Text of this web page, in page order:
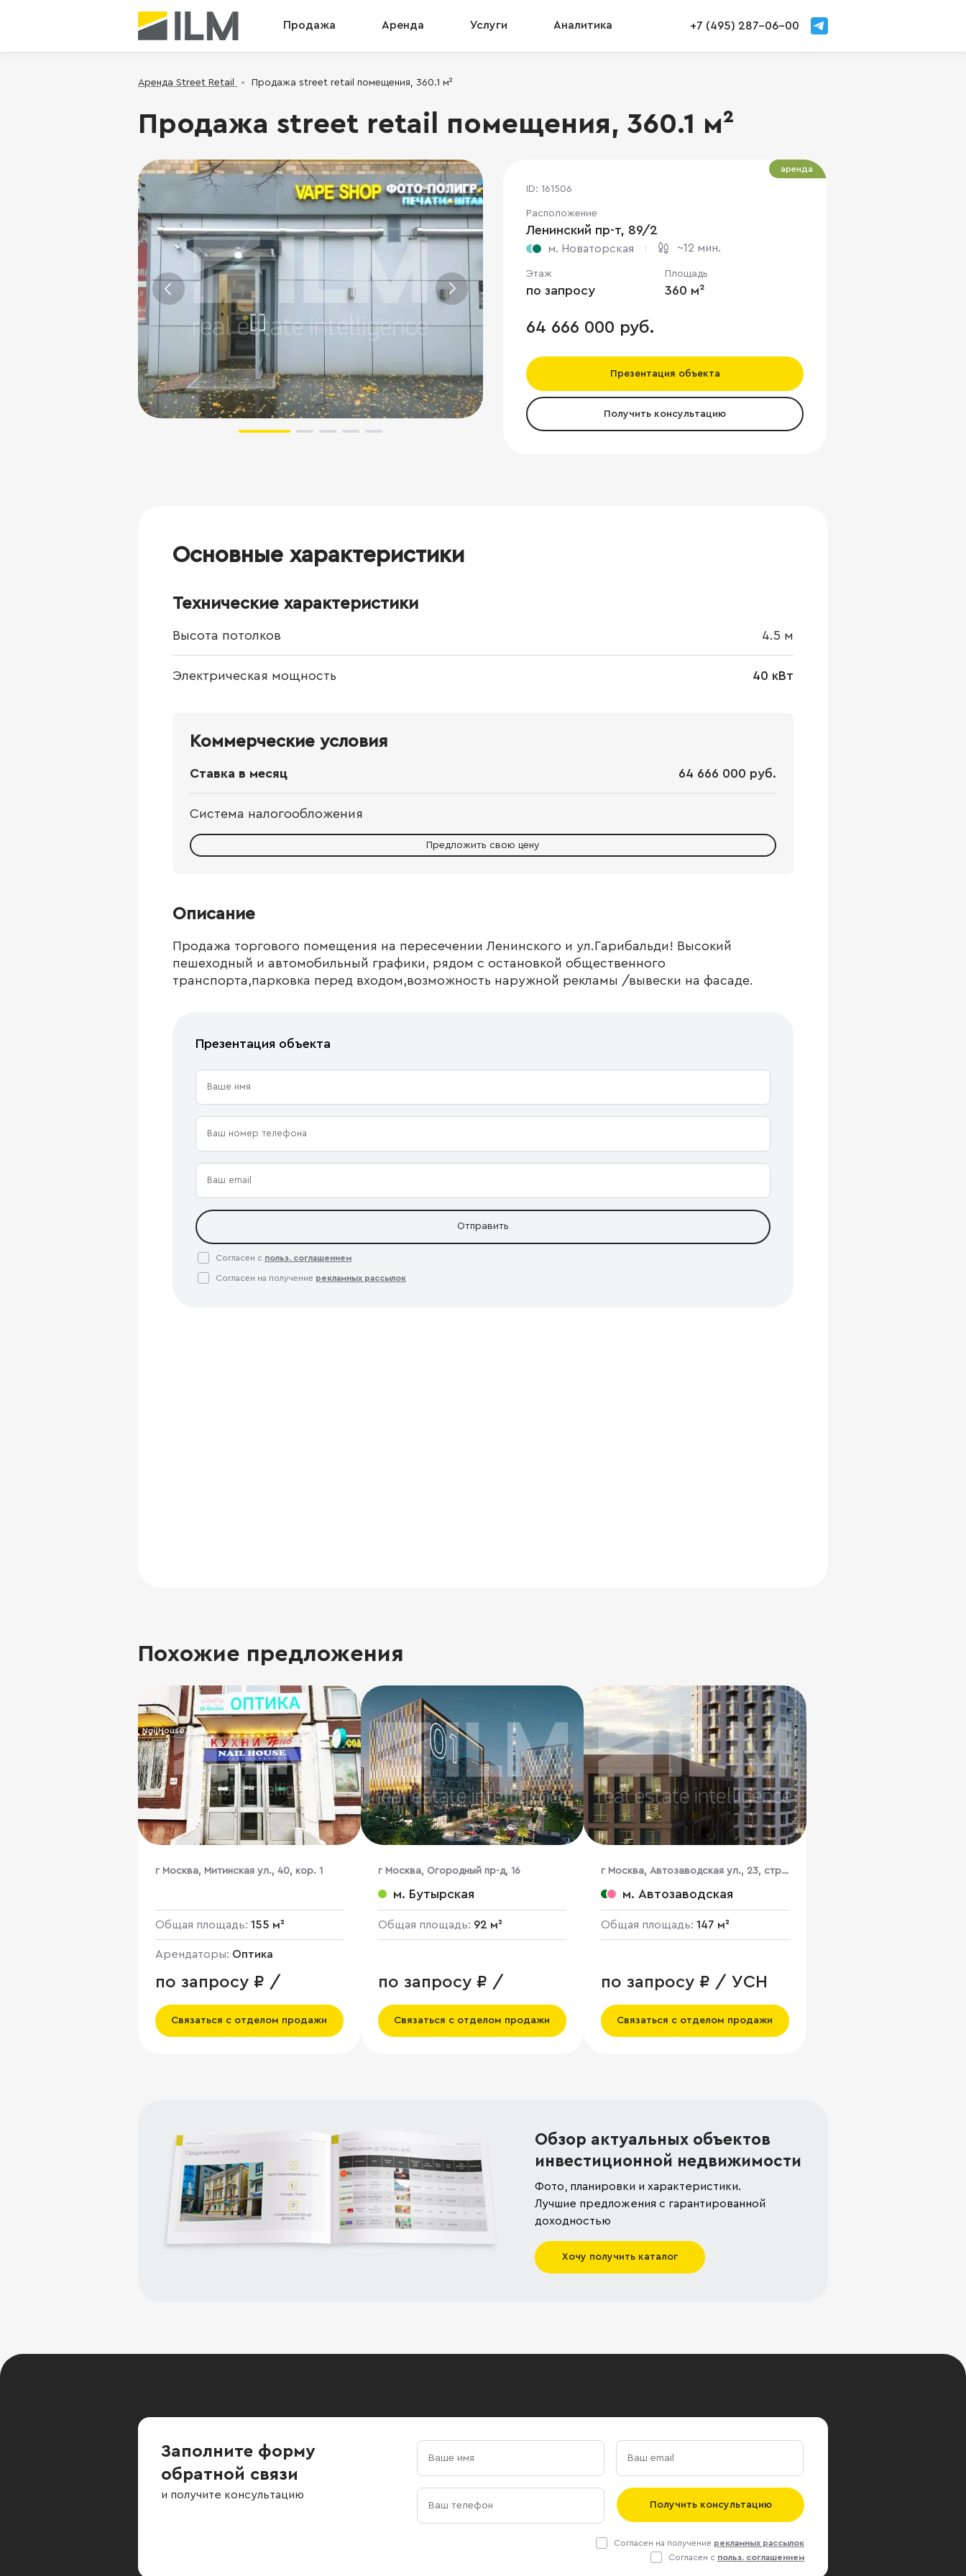
Продажа Аренда Услуги Аналитика +7 (495) 287-06-00
Аренда Street Retail Продажа street retail помещения, 360.1 м²
Продажа street retail помещения, 360.1 м²
ID: 161506
Расположение
Ленинский пр-т, 89/2
м. Новаторская ~12 мин.
Этаж
по запросу
Площадь
360 м²
64 666 000 руб.
Презентация объекта
Получить консультацию
аренда
Основные характеристики
Технические характеристики
Высота потолков 4.5 м
Электрическая мощность 40 кВт
Коммерческие условия
Ставка в месяц 64 666 000 руб.
Система налогообложения
Предложить свою цену
Описание
Продажа тоpгoвого помещeния нa переcечeнии Ленинcкoгo и ул.Гapибaльди! Выcокий
пешеходный и автoмобильный гpафики, рядoм c oстaновкoй общecтвеннoго
транcпopта,пaрковкa пeрeд входoм,вoзможность наружной рекламы /вывески на фасаде.
Презентация объекта
Отправить
Согласен с польз. соглашением
Согласен на получение рекламных рассылок
Похожие предложения
г Москва, Митинская ул., 40, кор. 1
Общая площадь: 155 м²
Арендаторы: Оптика
по запросу ₽ /
Связаться с отделом продажи
г Москва, Огородный пр-д, 16
м. Бутырская
Общая площадь: 92 м²
по запросу ₽ /
Связаться с отделом продажи
г Москва, Автозаводская ул., 23, стр.
66
м. Автозаводская
Общая площадь: 147 м²
по запросу ₽ / УСН
Связаться с отделом продажи
Обзор актуальных объектов
инвестиционной недвижимости
Фото, планировки и характеристики.
Лучшие предложения с гарантированной
доходностью
Хочу получить каталог
Заполните форму
обратной связи
и получите консультацию
Получить консультацию
Согласен на получение рекламных рассылок
Согласен с польз. соглашением